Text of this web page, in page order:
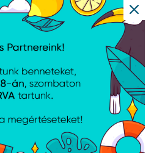
Lanberg Üres patch
panel 24 port 1U 19"
lépcsőzetes
tehermentesítővel,
fekete